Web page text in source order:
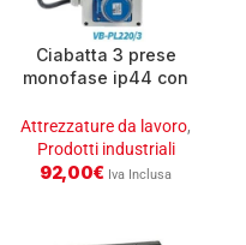
Ciabatta 3 prese
monofase ip44 con
Attrezzature da lavoro,
Prodotti industriali
92,00€ Iva Inclusa